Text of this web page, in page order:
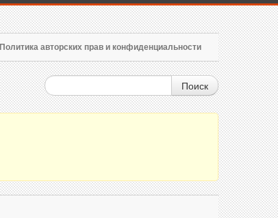
Политика авторских прав и конфиденциальности
Поиск